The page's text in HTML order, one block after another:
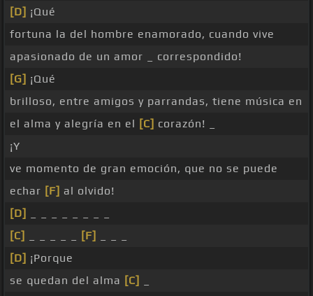
[D] ¡Qué
fortuna la del hombre enamorado, cuando vive
apasionado de un amor _ correspondido!
[G] ¡Qué
brilloso, entre amigos y parrandas, tiene música en
el alma y alegría en el [C] corazón! _
¡Y
ve momento de gran emoción, que no se puede
echar [F] al olvido!
[D]
[C]
[F]
[D] ¡Porque
se quedan del alma [C]